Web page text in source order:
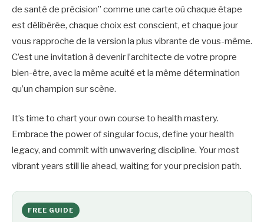
de santé de précision” comme une carte où chaque étape
est délibérée, chaque choix est conscient, et chaque jour
vous rapproche de la version la plus vibrante de vous-même.
C’est une invitation à devenir l’architecte de votre propre
bien-être, avec la même acuité et la même détermination
qu’un champion sur scène.
It’s time to chart your own course to health mastery.
Embrace the power of singular focus, define your health
legacy, and commit with unwavering discipline. Your most
vibrant years still lie ahead, waiting for your precision path.
FREE GUIDE